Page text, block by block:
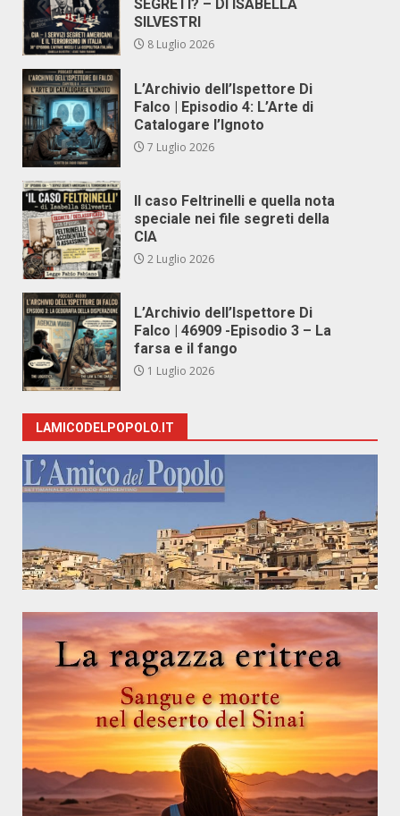
SEGRETI? – DI ISABELLA
SILVESTRI
8 Luglio 2026
L’Archivio dell’Ispettore Di
Falco | Episodio 4: L’Arte di
Catalogare l’Ignoto
7 Luglio 2026
Il caso Feltrinelli e quella nota
speciale nei file segreti della
CIA
2 Luglio 2026
L’Archivio dell’Ispettore Di
Falco | 46909 -Episodio 3 – La
farsa e il fango
1 Luglio 2026
LAMICODELPOPOLO.IT